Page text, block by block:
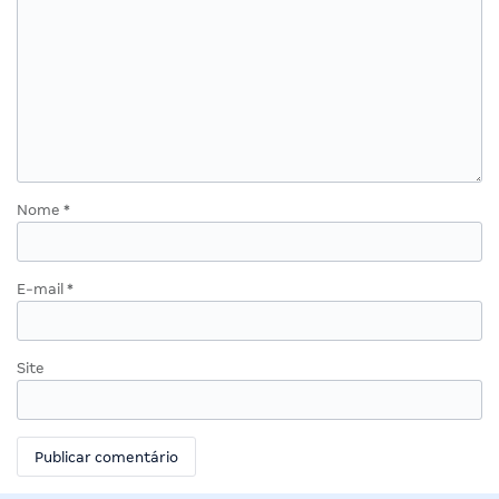
Nome *
E-mail *
Site